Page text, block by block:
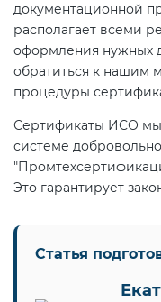
документационной
располагает всеми
оформления нужных
обратиться к нашим
процедуры
Сертификаты ИСО мы
системе
Это гарантирует
Статья